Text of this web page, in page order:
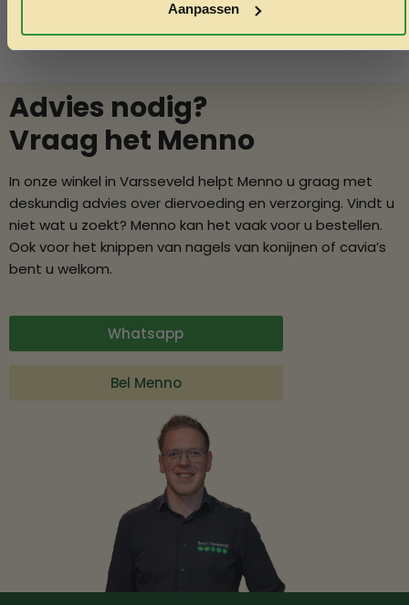
Aanpassen
Advies nodig?
Vraag het Menno
In onze winkel in Varsseveld helpt Menno u graag met
deskundig advies over diervoeding en verzorging. Vindt u
niet wat u zoekt? Menno kan het vaak voor u bestellen.
Ook voor het knippen van nagels van konijnen of cavia’s
bent u welkom.
Whatsapp
Bel Menno